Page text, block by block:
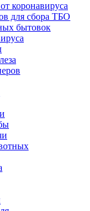
коронавируса
для сбора ТБО
бытовок